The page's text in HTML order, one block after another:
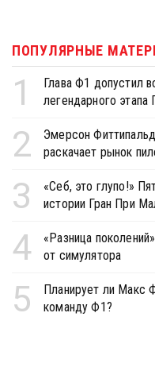
ПОПУЛЯРНЫЕ
1
Глава Ф1 допустил
легендарного этапа
2
Эмерсон
раскачает рынок
3
«Себ, это глупо!»
истории Гран При
4
«Разница
от симулятора
5
Планирует ли Макс
команду Ф1?